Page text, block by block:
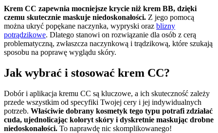
Krem CC zapewnia mocniejsze krycie niż krem BB, dzięki
czemu skutecznie maskuje niedoskonałości. Z jego pomocą
można ukryć popękane naczynka, wypryski oraz blizny
potrądzikowe. Dlatego stanowi on rozwiązanie dla osób z cerą
problematyczną, zwłaszcza naczynkową i trądzikową, które szukają
sposobu na poprawę wyglądu skóry.
Jak wybrać i stosować krem CC?
Dobór i aplikacja kremu CC są kluczowe, a ich skuteczność zależy
przede wszystkim od specyfiki Twojej cery i jej indywidualnych
potrzeb. Właściwie dobrany kosmetyk tego typu potrafi zdziałać
cuda, ujednolicając koloryt skóry i dyskretnie maskując drobne
niedoskonałości. To naprawdę nic skomplikowanego!